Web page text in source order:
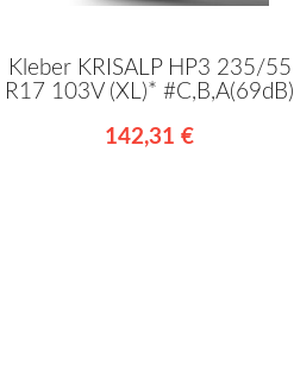
Kleber KRISALP HP3 235/55
R17 103V (XL)* #C,B,A(69dB)
142,31 €